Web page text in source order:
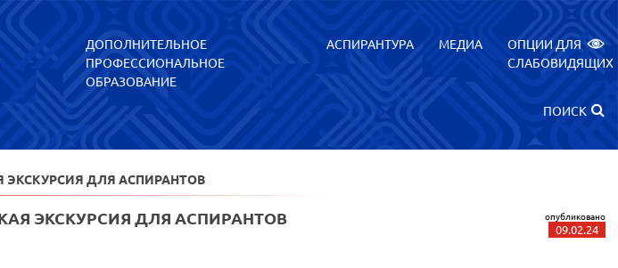
ДОПОЛНИТЕЛЬНОЕ
ПРОФЕССИОНАЛЬНОЕ
ОБРАЗОВАНИЕ
АСПИРАНТУРА МЕДИА
ОПЦИИ ДЛЯ
СЛАБОВИДЯЩИХ
ПОИСК
ЭКСКУРСИЯ ДЛЯ АСПИРАНТОВ
ЭКСКУРСИЯ ДЛЯ АСПИРАНТОВ опубликовано
09.02.24